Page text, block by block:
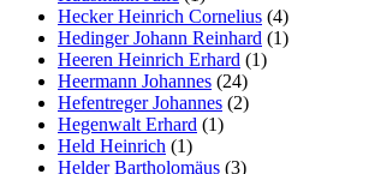
Hecker Heinrich Cornelius (4)
Hedinger Johann Reinhard (1)
Heeren Heinrich Erhard (1)
Heermann Johannes (24)
Hefentreger Johannes (2)
Hegenwalt Erhard (1)
Held Heinrich (1)
Helder Bartholomäus (3)